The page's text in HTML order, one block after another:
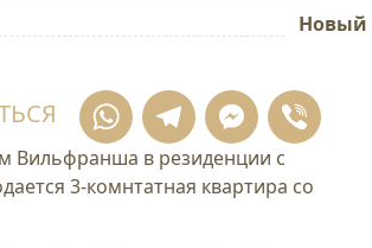
Новый
WhatsApp
Telegram
Вильфранша в резиденции с
3-комнтатная квартира со